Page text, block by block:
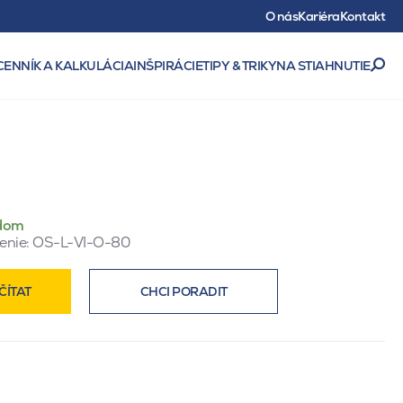
O násKariéraKontakt
A KALKULÁCIAINŠPIRÁCIETIPY & TRIKYNA STIAHNUTIE
OS-L-VI-O-80
CHCI PORADIT